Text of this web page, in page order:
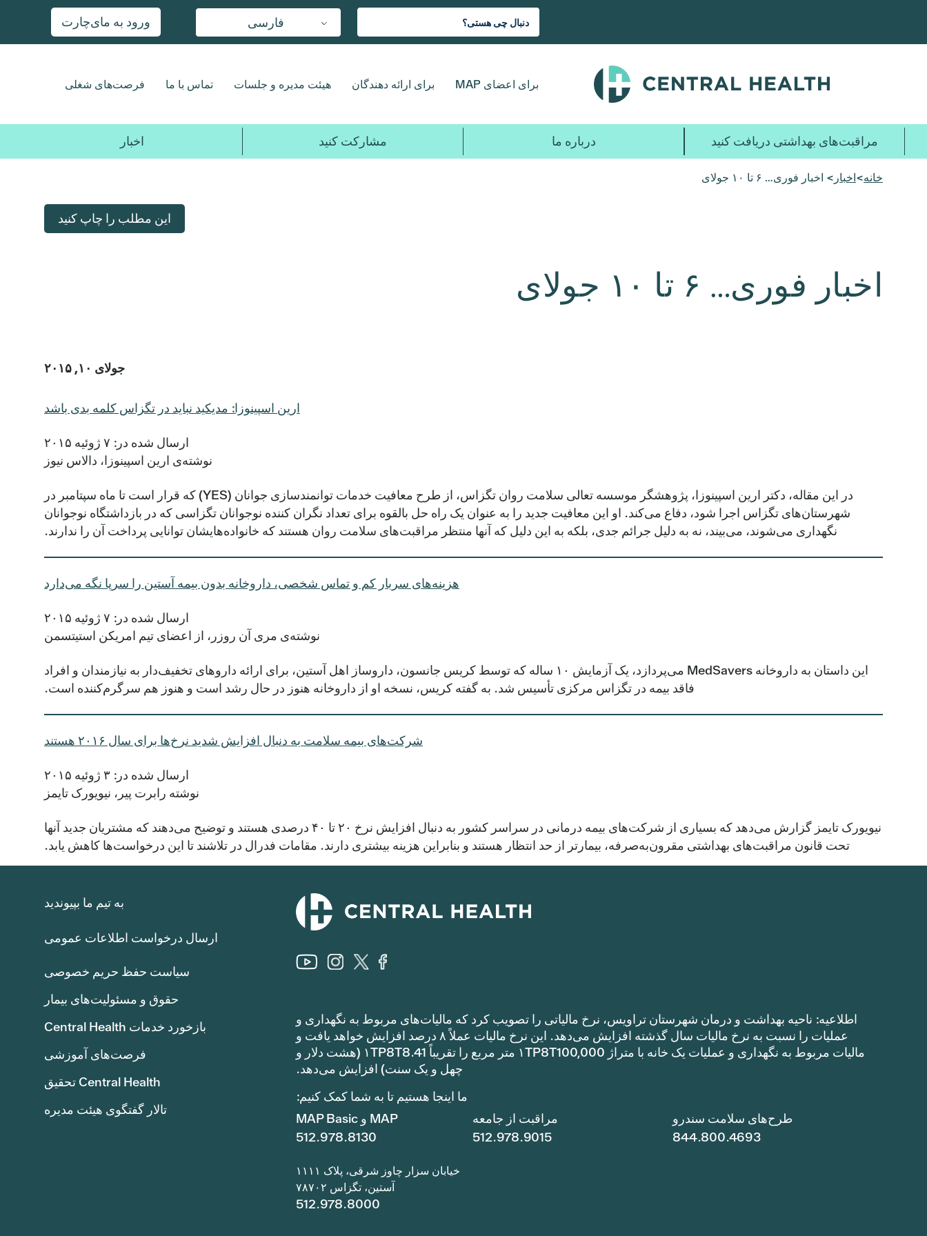
محتوای
فارسی ورود به مای‌چارت
برای اعضای MAP برای ارائه دهندگان هیئت مدیره و جلسات تماس با ما فرصت‌های شغلی
مراقبت‌های بهداشتی دریافت کنید درباره ما مشارکت کنید اخبار
خانه>اخبار > اخبار فوری… ۶ تا ۱۰ جولای
این مطلب را چاپ کنید
اخبار فوری… ۶ تا ۱۰ جولای
جولای ۱۰, ۲۰۱۵
ارین اسپینوزا: مدیکید نباید در تگزاس کلمه بدی باشد
ارسال شده در: ۷ ژوئیه ۲۰۱۵
نوشته‌ی ارین اسپینوزا، دالاس نیوز
در این مقاله، دکتر ارین اسپینوزا، پژوهشگر موسسه تعالی سلامت روان تگزاس، از طرح معافیت خدمات توانمندسازی جوانان (YES) که قرار است تا ماه سپتامبر در
شهرستان‌های تگزاس اجرا شود، دفاع می‌کند. او این معافیت جدید را به عنوان یک راه حل بالقوه برای تعداد نگران کننده نوجوانان تگزاسی که در بازداشتگاه نوجوانان
نگهداری می‌شوند، می‌بیند، نه به دلیل جرائم جدی، بلکه به این دلیل که آنها منتظر مراقبت‌های سلامت روان هستند که خانواده‌هایشان توانایی پرداخت آن را ندارند.
هزینه‌های سربار کم و تماس شخصی، داروخانه بدون بیمه آستین را سرپا نگه می‌دارد
ارسال شده در: ۷ ژوئیه ۲۰۱۵
نوشته‌ی مری آن روزر، از اعضای تیم امریکن استیتسمن
این داستان به داروخانه MedSavers می‌پردازد، یک آزمایش ۱۰ ساله که توسط کریس جانسون، داروساز اهل آستین، برای ارائه داروهای تخفیف‌دار به نیازمندان و افراد
فاقد بیمه در تگزاس مرکزی تأسیس شد. به گفته کریس، نسخه او از داروخانه هنوز در حال رشد است و هنوز هم سرگرم‌کننده است.
شرکت‌های بیمه سلامت به دنبال افزایش شدید نرخ‌ها برای سال ۲۰۱۶ هستند
ارسال شده در: ۳ ژوئیه ۲۰۱۵
نوشته رابرت پیر، نیویورک تایمز
نیویورک تایمز گزارش می‌دهد که بسیاری از شرکت‌های بیمه درمانی در سراسر کشور به دنبال افزایش نرخ ۲۰ تا ۴۰ درصدی هستند و توضیح می‌دهند که مشتریان جدید آنها
تحت قانون مراقبت‌های بهداشتی مقرون‌به‌صرفه، بیمارتر از حد انتظار هستند و بنابراین هزینه بیشتری دارند. مقامات فدرال در تلاشند تا این درخواست‌ها کاهش یابد.
اطلاعیه: ناحیه بهداشت و درمان شهرستان تراویس، نرخ مالیاتی را تصویب کرد که مالیات‌های مربوط به نگهداری و
عملیات را نسبت به نرخ مالیات سال گذشته افزایش می‌دهد. این نرخ مالیات عملاً ۸ درصد افزایش خواهد یافت و
مالیات مربوط به نگهداری و عملیات یک خانه با متراژ ۱TP8T100,000 متر مربع را تقریباً ۱TP8T8.41 (هشت دلار و
چهل و یک سنت) افزایش می‌دهد.
ما اینجا هستیم تا به شما کمک کنیم:
MAP و MAP Basic
512.978.8130
مراقبت از جامعه
512.978.9015
طرح‌های سلامت سندرو
844.800.4693
خیابان سزار چاوز شرقی، پلاک ۱۱۱۱
آستین، تگزاس ۷۸۷۰۲
512.978.8000
به تیم ما بپیوندید
ارسال درخواست اطلاعات عمومی
سیاست حفظ حریم خصوصی
حقوق و مسئولیت‌های بیمار
بازخورد خدمات Central Health
فرصت‌های آموزشی
Central Health تحقیق
تالار گفتگوی هیئت مدیره